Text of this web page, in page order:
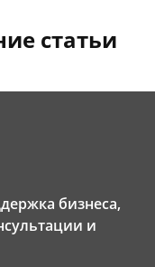
статьи
бизнеса,
и